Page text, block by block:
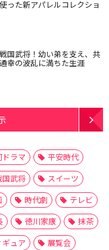
った新アパレルコレクショ
国武将！幼い弟を支え、共
幸の波乱に満ちた生涯
ドラマ
平安時代
国武将
スイーツ
時代劇
テレビ
徳川家康
抹茶
ギュア
展覧会